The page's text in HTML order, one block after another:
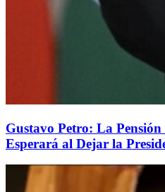
Gustavo Petro: La
Esperará al Dejar la